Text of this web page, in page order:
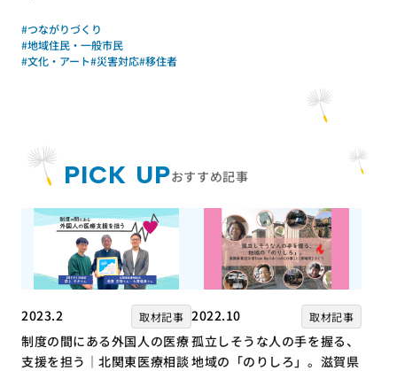
PICK UPおすすめ記事
2023.2 取材記事
制度の間にある外国人の医療
支援を担う｜北関東医療相談
2022.10 取材記事
孤立しそうな人の手を握る、
地域の「のりしろ」。滋賀県
#つながりづくり
#地域住民・一般市民
#文化・アート#災害対応#移住者